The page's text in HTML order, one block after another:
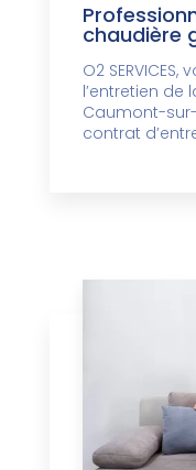
chaudière
O2
l’entretien de
Caumont-
contrat